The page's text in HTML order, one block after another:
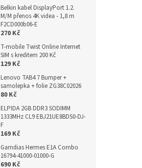
Belkin kabel DisplayPort 1.2.
M/M přenos 4K videa - 1,8 m
F2CD000b06-E
270 Kč
T-mobile Twist Online Internet
SIM s kreditem 200 Kč
129 Kč
Lenovo TAB4 7 Bumper +
samolepka + folie ZG38C02026
80 Kč
ELPIDA 2GB DDR3 SODIMM
1333MHz CL9 EBJ21UE8BDS0-DJ-
F
169 Kč
Gamdias Hermes E1A Combo
16794-41000-01000-G
690 Kč